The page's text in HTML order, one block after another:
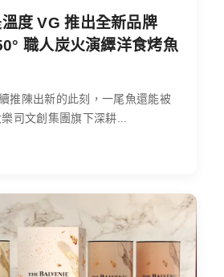
度 VG 推出全新品牌
職人炭火演繹洋食烤魚
推陳出新的此刻，一尾魚還能被
司文創集團旗下深耕...